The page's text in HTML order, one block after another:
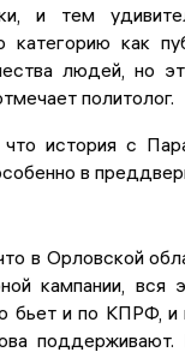
и тем
категорию как
людей, но
политолог.
что история с
в
в Орловской
кампании, вся
бьет и по КПРФ,